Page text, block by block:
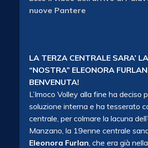
nuove Pantere
LA TERZA CENTRALE SARA’ LA
“NOSTRA” ELEONORA
BENVENUTA!
L’Imoco Volley alla fine ha deciso
soluzione interna e ha tesserato
centrale, per colmare la lacuna
Manzano, la 19enne centrale
Eleonora Furlan, che era già